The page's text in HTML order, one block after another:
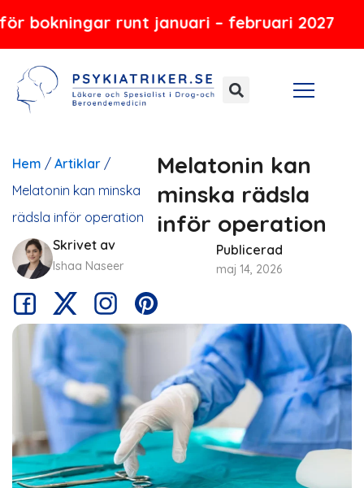
runt januari – februari 2027
Hoppa
innehåll
Hem / Artiklar /
Melatonin kan minska
rädsla inför operation
Melatonin kan
minska rädsla
inför operation
Skrivet av
Ishaa Naseer
Publicerad
maj 14, 2026